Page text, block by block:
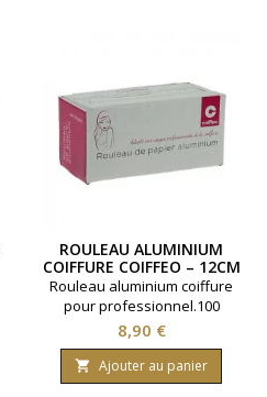
ROULEAU ALUMINIUM
COIFFURE COIFFEO – 12CM
X 100M – 12 MICRONS
Rouleau aluminium coiffure
pour professionnel.100
mètres sur 12
centimètres.Epaisseur 12
microns.Coloris Argent.
Marque Coiffeo.
Prix
8,90 €
 Ajouter au panier